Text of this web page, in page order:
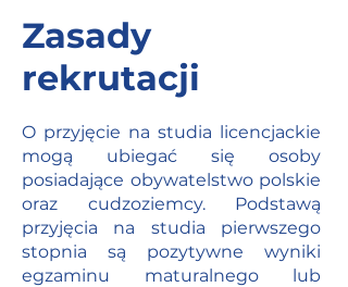
Zasady
rekrutacji
O przyjęcie na studia licencjackie
mogą ubiegać się osoby
posiadające obywatelstwo polskie
oraz cudzoziemcy. Podstawą
przyjęcia na studia pierwszego
stopnia są pozytywne wyniki
egzaminu maturalnego lub